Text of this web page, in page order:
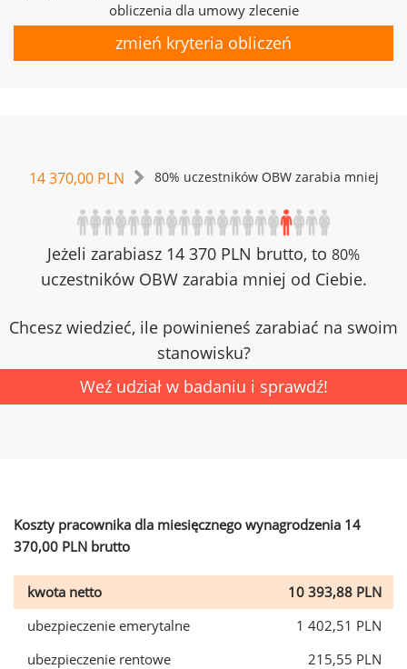
obliczenia dla umowy zlecenie
zmień kryteria obliczeń
14 370,00 PLN 80% uczestników OBW zarabia mniej
Jeżeli zarabiasz 14 370 PLN brutto, to 80%
uczestników OBW zarabia mniej od Ciebie.
Chcesz wiedzieć, ile powinieneś zarabiać na swoim
stanowisku?
Weź udział w badaniu i sprawdź!
Koszty pracownika dla miesięcznego wynagrodzenia 14
370,00 PLN brutto
kwota netto
10 393,88 PLN
ubezpieczenie emerytalne
1 402,51 PLN
ubezpieczenie rentowe
215,55 PLN